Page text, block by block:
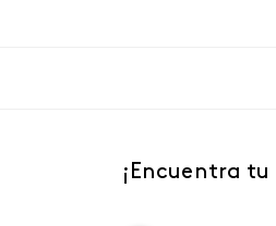
¡Encuentra